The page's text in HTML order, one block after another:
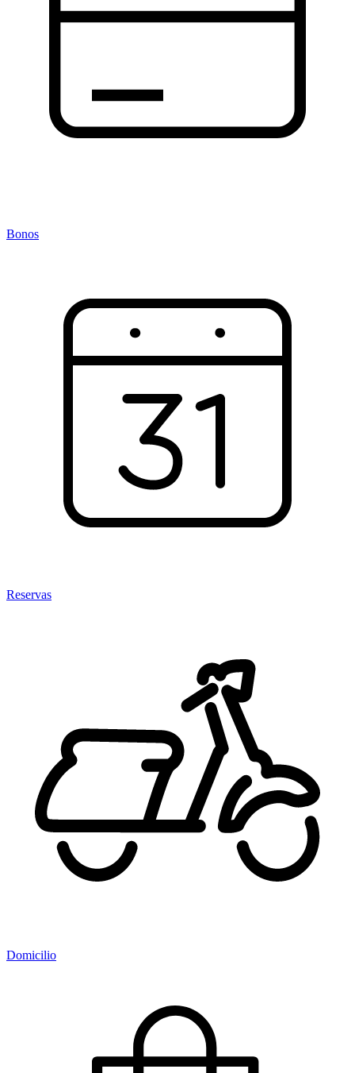
Bonos
Reservas
Domicilio